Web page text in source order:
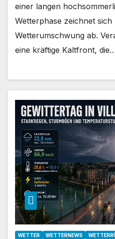
einer langen
Wetterphase zeichnet
Wetterumschwung ab.
eine kräftige Kaltfront,
WETTER WETTERNEWS